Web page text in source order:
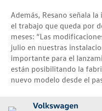
Además, Resano señala
el trabajo que queda por
meses: “Las
julio en nuestras
importante para el
están posibilitando la
nuevo modelo desde el